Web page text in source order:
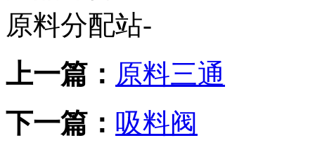
原料分配站-
上一篇： 原料三通
下一篇： 吸料阀